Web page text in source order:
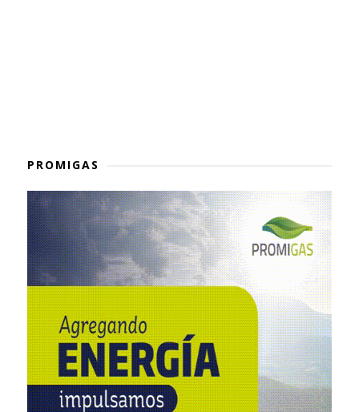
PROMIGAS